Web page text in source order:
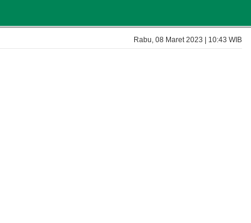
Rabu, 08 Maret 2023 | 10:43 WIB